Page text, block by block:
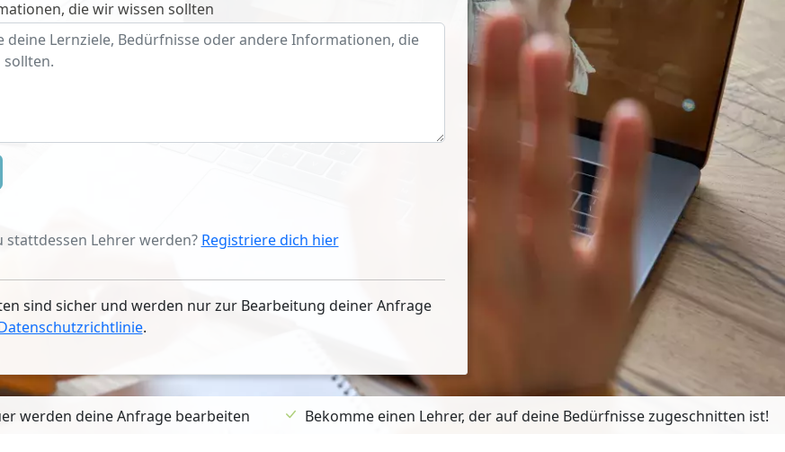
die wir wissen sollten
stattdessen Lehrer werden? Registriere dich hier
sind sicher und werden nur zur Bearbeitung deiner Anfrage
.
werden deine Anfrage bearbeiten Bekomme einen Lehrer, der auf deine Bedürfnisse zugeschnitten ist!